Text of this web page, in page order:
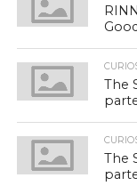
The
The